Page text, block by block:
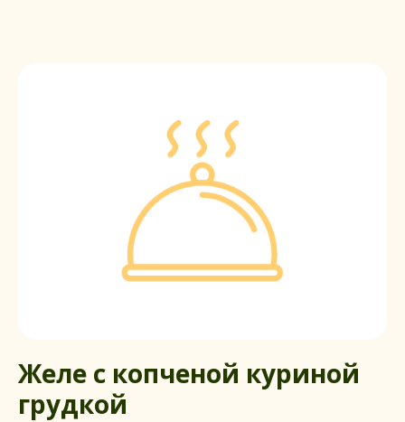
Желе с копченой куриной
грудкой